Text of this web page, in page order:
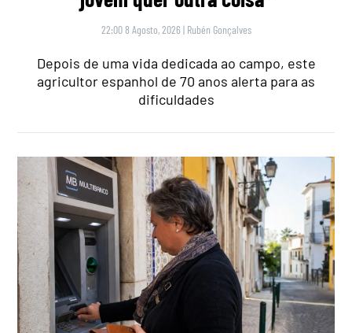
22:00 8 Agosto, 2026 | Rubén Gonçalves
Depois de uma vida dedicada ao campo, este
agricultor espanhol de 70 anos alerta para as
dificuldades